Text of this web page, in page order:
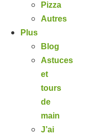
Pizza
Autres
Plus
Blog
Astuces
et
tours
de
main
J’ai